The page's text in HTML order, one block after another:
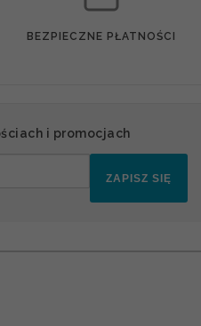
BEZPIECZNE PŁATNOŚCI
i promocjach
ZAPISZ SIĘ